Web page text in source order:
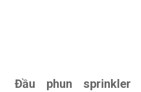
Đầu phun sprinkler